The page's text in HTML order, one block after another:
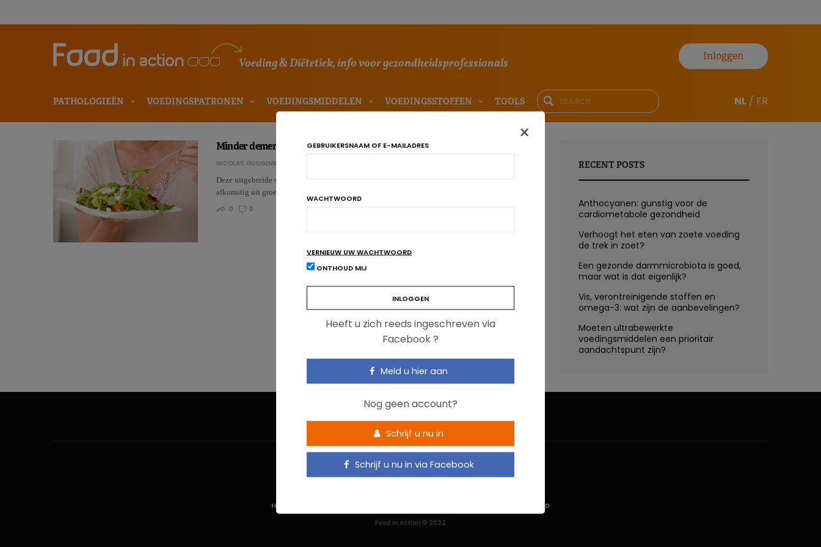
Voeding & Diëtetiek, info voor gezondheidsprofessionals
Inloggen
PATHOLOGIEËN VOEDINGSPATRONEN VOEDINGSMIDDELEN VOEDINGSSTOFFEN TOOLS NL / FR
Minder dementie met nitraten uit groenten
NICOLAS GUGGENBÜHL
Deze uitgebreide studie meldt een omgekeerd verband tussen de aanvoer van nitraten,
afkomstig uit groenten, en het optreden van dementie. In tegenstelling t…
0
0
RECENT POSTS
Anthocyanen: gunstig voor de
cardiometabole gezondheid
Verhoogt het eten van zoete voeding
de trek in zoet?
Een gezonde darmmicrobiota is goed,
maar wat is dat eigenlijk?
Vis, verontreinigende stoffen en
omega-3: wat zijn de aanbevelingen?
Moeten ultrabewerkte
voedingsmiddelen een prioritair
aandachtspunt zijn?
×
GEBRUIKERSNAAM OF E-MAILADRES
WACHTWOORD
VERNIEUW UW WACHTWOORD
ONTHOUD MIJ
Heeft u zich reeds ingeschreven via
Facebook ?
Meld u hier aan
Nog geen account?
Schrijf u nu in
Schrijf u nu in via Facebook
HOME PRIVACYBELEID
Food In Action © 2022